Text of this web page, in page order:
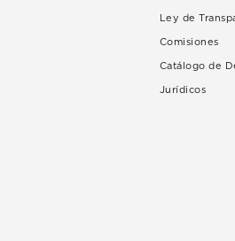
Ley de
Comisiones
Catálogo de
Jurídicos